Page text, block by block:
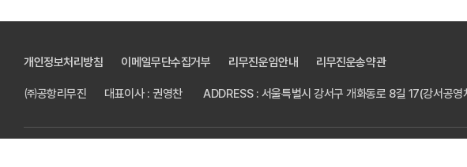
개인정보처리방침 이메일무단수집거부 리무진운임안내 리무진운송약관
㈜공항리무진 대표이사 : 권영찬 ADDRESS : 서울특별시 강서구 개화동로 8길 17(강서공영